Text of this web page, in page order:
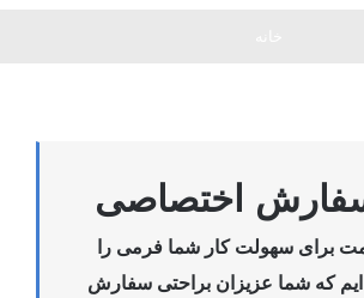
اختصاصی
برای سهولت کار شما فرمی را
ایم که شما عزیزان براحتی سفارش